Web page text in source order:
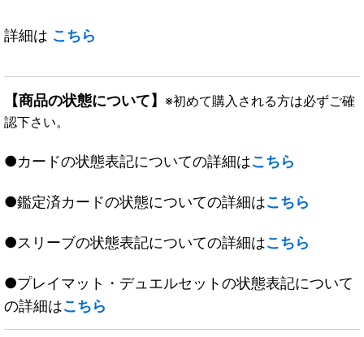
詳細は こちら
【商品の状態について】 ※初めて購入される方は必ずご確
認下さい。
●カードの状態表記についての詳細はこちら
●鑑定済カードの状態についての詳細はこちら
●スリーブの状態表記についての詳細はこちら
●プレイマット・デュエルセットの状態表記について
の詳細はこちら